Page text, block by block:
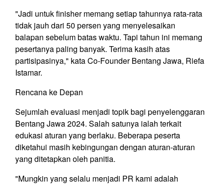
"Jadi untuk finisher memang setiap tahunnya rata-rata
tidak jauh dari 50 persen yang menyelesaikan
balapan sebelum batas waktu. Tapi tahun ini memang
pesertanya paling banyak. Terima kasih atas
partisipasinya," kata Co-Founder Bentang Jawa, Riefa
Istamar.
Rencana ke Depan
Sejumlah evaluasi menjadi topik bagi penyelenggaran
Bentang Jawa 2024. Salah satunya ialah terkait
edukasi aturan yang berlaku. Beberapa peserta
diketahui masih kebingungan dengan aturan-aturan
yang ditetapkan oleh panitia.
"Mungkin yang selalu menjadi PR kami adalah